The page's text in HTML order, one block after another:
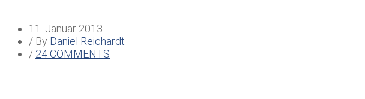
11. Januar 2013
/ By Daniel Reichardt
/ 24 COMMENTS